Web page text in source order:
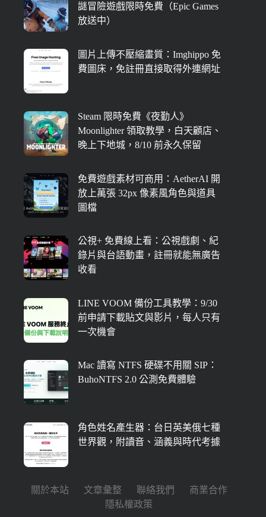
謎冒險遊戲限時免費（Epic Games
放送中）
圖片上傳不壓縮畫質：Imghippo 免
費圖床，免註冊直接取得外連網址
Steam 限時免費《夜勤人》
Moonlighter 領取教學，白天顧店、
晚上下地城，8/10 前永久保留
免費遊戲素材可商用：AetherAI 開
放上萬張 32px 像素風角色與道具
圖檔
公視+ 免費線上看：公視戲劇、紀
錄片與台語動畫，註冊就能無廣告
收看
LINE VOOM 備份工具教學：9/30
前申請下載貼文與影片，每人只有
一次機會
Mac 讀寫 NTFS 硬碟不用關 SIP：
BuhoNTFS 2.0 公測免費體驗
角色姓名產生器：台日英美俄七種
世界觀，附讀音、涵義與時代考據
關於本站 文章彙整 聯絡我們
商業合作
隱私權政策